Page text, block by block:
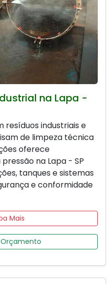
na Lapa -
resíduos industriais e
de limpeza técnica
oferece
na Lapa - SP
tanques e sistemas
e conformidade
Mais